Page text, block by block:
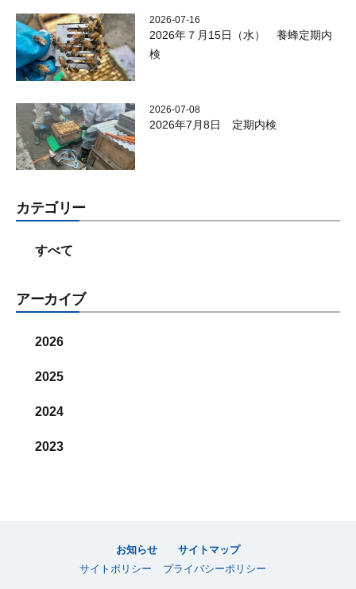
2026-07-16
2026年７月15日（水） 養蜂定期内
検
2026-07-08
2026年7月8日 定期内検
カテゴリー
すべて
アーカイブ
2026
2025
2024
2023
お知らせ
サイトマップ
サイトポリシー
プライバシーポリシー